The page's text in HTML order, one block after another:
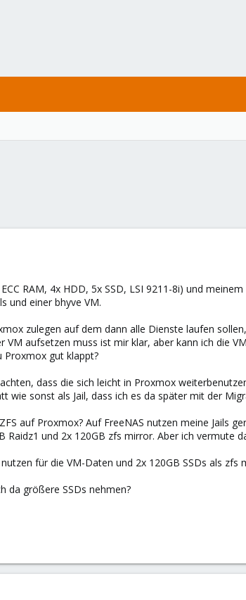
RAM, 4x HDD, 5x SSD, LSI 9211-8i) und
und einer bhyve VM.
zulegen auf dem dann alle Dienste laufen
VM aufsetzen muss ist mir klar, aber kann ich die
Proxmox gut klappt?
dass die sich leicht in Proxmox
wie sonst als Jail, dass ich es da später mit der
auf Proxmox? Auf FreeNAS nutzen meine Jails
Raidz1 und 2x 120GB zfs mirror. Aber ich vermute
für die VM-Daten und 2x 120GB SSDs als
da größere SSDs nehmen?